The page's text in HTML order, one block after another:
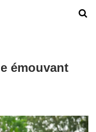
émouvant